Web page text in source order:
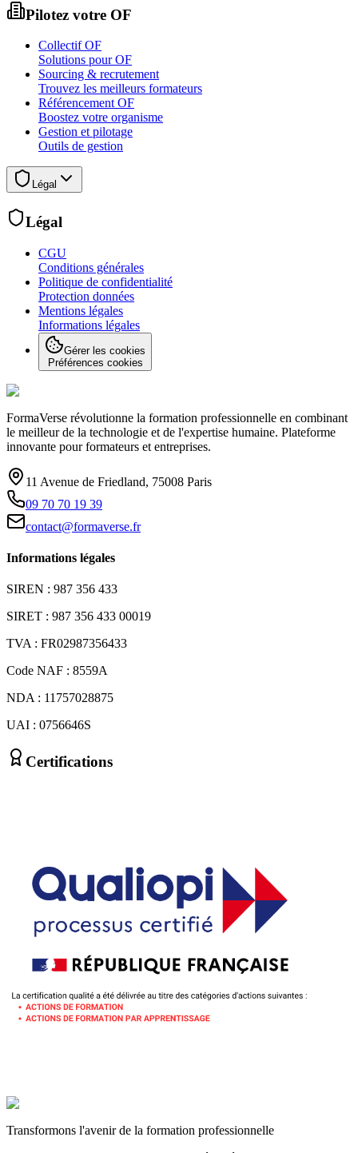
Pilotez votre OF
Collectif OF
Solutions pour OF
Sourcing & recrutement
Trouvez les meilleurs formateurs
Référencement OF
Boostez votre organisme
Gestion et pilotage
Outils de gestion
Légal
Légal
CGU
Conditions générales
Politique de confidentialité
Protection données
Mentions légales
Informations légales
Gérer les cookies
Préférences cookies
FormaVerse révolutionne la formation professionnelle en combinant
le meilleur de la technologie et de l'expertise humaine. Plateforme
innovante pour formateurs et entreprises.
11 Avenue de Friedland, 75008 Paris
09 70 70 19 39
contact@formaverse.fr
Informations légales
SIREN : 987 356 433
SIRET : 987 356 433 00019
TVA : FR02987356433
Code NAF : 8559A
NDA : 11757028875
UAI : 0756646S
Certifications
Transformons l'avenir de la formation professionnelle